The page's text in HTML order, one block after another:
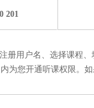
201
册用户名、选择课程
为您开通听课权限。